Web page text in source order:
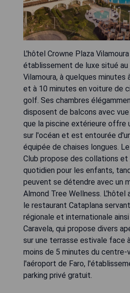
L'hôtel Crowne Plaza
établissement de luxe situé
Vilamoura, à quelques minutes
et à 10 minutes en voiture de
golf. Ses chambres
disposent de balcons avec vue
que la piscine extérieure offre
sur l'océan et est entourée
équipée de chaises longues.
Club propose des collations et
quotidien pour les enfants,
peuvent se détendre avec un
Almond Tree Wellness. L'hôtel
le restaurant Cataplana
régionale et internationale ainsi
Caravela, qui propose divers
sur une terrasse estivale face
moins de 5 minutes du centre-
l'aéroport de Faro,
parking privé gratuit.